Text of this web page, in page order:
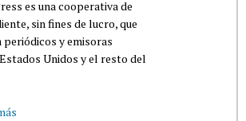
es una cooperativa de
sin fines de lucro, que
y emisoras
Unidos y el resto del